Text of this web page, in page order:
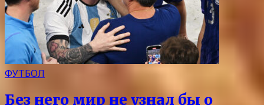
ФУТБОЛ
Без него мир не узнал бы о